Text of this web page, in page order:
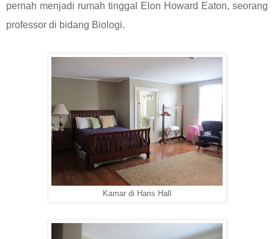
pernah menjadi rumah tinggal Elon Howard Eaton, seorang
professor di bidang Biologi.
Kamar di Haris Hall